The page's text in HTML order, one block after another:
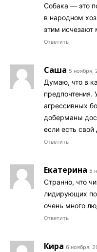
Собака — это
в народном
этим исчезают
Ответить
Саша 5 ноября,
Думаю, что в
предпочтения.
агрессивных
доберманы
если есть свой
Ответить
Екатерина 5
Странно, что
лидирующих
очень много
Ответить
Кира 6 ноября,